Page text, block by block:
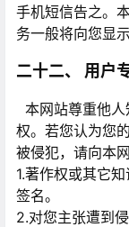
手机短信告之。
务一般将向您显
二十二、 用户
本网站尊重他
权。若您认为您
被侵犯，请向本
1.著作权或其它
签名。
2.对您主张遭到